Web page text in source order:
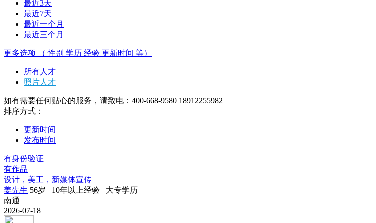
最近3天
最近7天
最近一个月
最近三个月
更多选项 （ 性别 学历 经验 更新时间 等）
所有人才
照片人才
如有需要任何贴心的服务，请致电：400-668-9580 18912255982
排序方式：
更新时间
发布时间
有身份验证
有作品
设计，美工，新媒体宣传
姜先生 56岁 | 10年以上经验 | 大专学历
南通
2026-07-18